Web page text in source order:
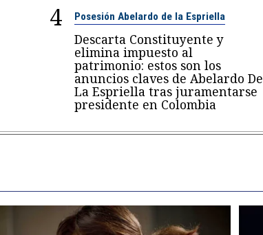
4 Posesión Abelardo de la Espriella
Descarta Constituyente y
elimina impuesto al
patrimonio: estos son los
anuncios claves de Abelardo De
La Espriella tras juramentarse
presidente en Colombia